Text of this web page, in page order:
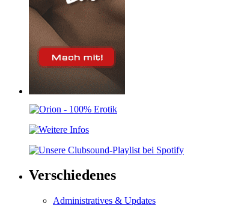
Verschiedenes
Administratives & Updates